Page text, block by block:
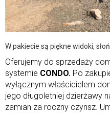
W pakiecie są piękne widoki,
Oferujemy do sprzedaży
systemie CONDO. Po
wyłącznym właścicielem
jego długoletniej dzierżawy
zamian za roczny czynsz.